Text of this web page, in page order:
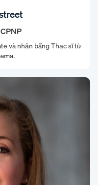
và nhận bằng Thạc sĩ từ